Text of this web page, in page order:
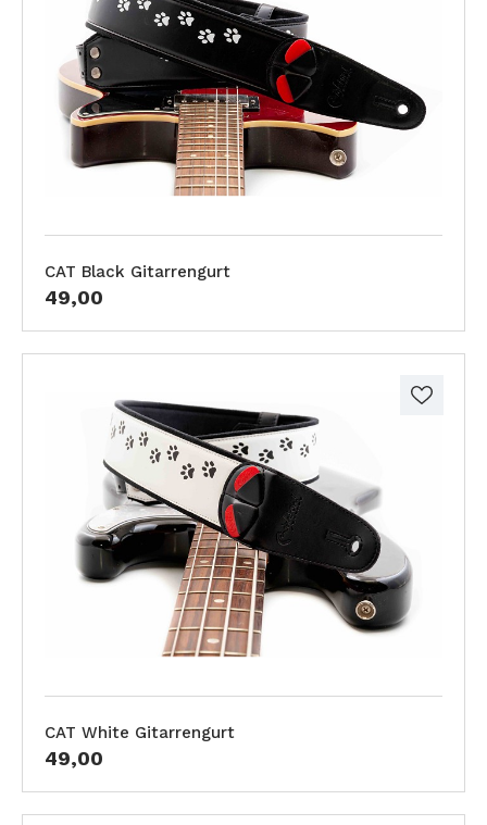
CAT Black Gitarrengurt
49,00
CAT White Gitarrengurt
49,00